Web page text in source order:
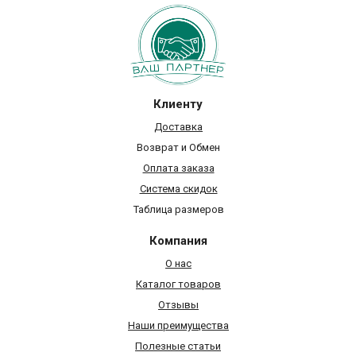
Доставка
Возврат и Обмен
Система скидок
Таблица размеров
Оплата заказа
Клиенту
О нас
Каталог товаров
Наши преимущества
Полезные статьи
Отзывы
Компания